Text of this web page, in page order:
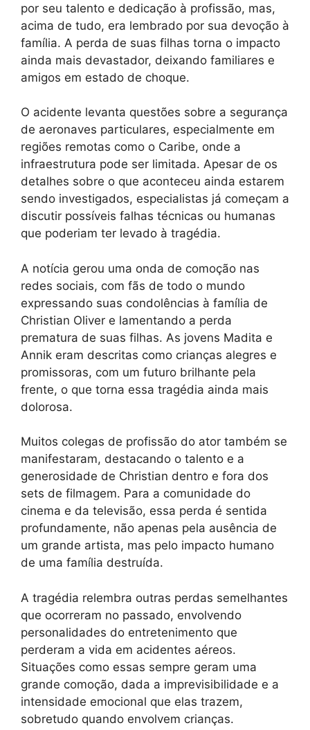
por seu talento e dedicação à profissão, mas,
acima de tudo, era lembrado por sua devoção à
família. A perda de suas filhas torna o impacto
ainda mais devastador, deixando familiares e
amigos em estado de choque.
O acidente levanta questões sobre a segurança
de aeronaves particulares, especialmente em
regiões remotas como o Caribe, onde a
infraestrutura pode ser limitada. Apesar de os
detalhes sobre o que aconteceu ainda estarem
sendo investigados, especialistas já começam a
discutir possíveis falhas técnicas ou humanas
que poderiam ter levado à tragédia.
A notícia gerou uma onda de comoção nas
redes sociais, com fãs de todo o mundo
expressando suas condolências à família de
Christian Oliver e lamentando a perda
prematura de suas filhas. As jovens Madita e
Annik eram descritas como crianças alegres e
promissoras, com um futuro brilhante pela
frente, o que torna essa tragédia ainda mais
dolorosa.
Muitos colegas de profissão do ator também se
manifestaram, destacando o talento e a
generosidade de Christian dentro e fora dos
sets de filmagem. Para a comunidade do
cinema e da televisão, essa perda é sentida
profundamente, não apenas pela ausência de
um grande artista, mas pelo impacto humano
de uma família destruída.
A tragédia relembra outras perdas semelhantes
que ocorreram no passado, envolvendo
personalidades do entretenimento que
perderam a vida em acidentes aéreos.
Situações como essas sempre geram uma
grande comoção, dada a imprevisibilidade e a
intensidade emocional que elas trazem,
sobretudo quando envolvem crianças.